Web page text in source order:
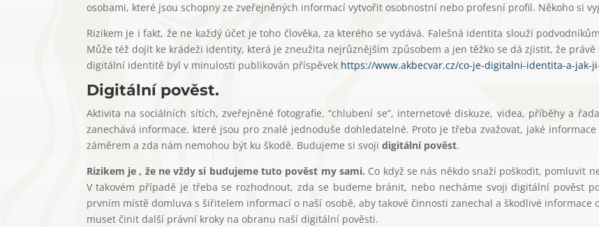
osobami, které jsou schopny ze zveřejněných informací vytvořit osobnostní nebo profesní profil. Někoho si
Rizikem je i fakt, že ne každý účet je toho člověka, za kterého se vydává. Falešná identita slouží
Může též dojít ke krádeži identity, která je zneužita nejrůznějším způsobem a jen těžko se dá zjistit, že
digitální identitě byl v minulosti publikován příspěvek https://www.akbecvar.cz/co-je-digitalni-identita-a-jak-
Digitální pověst.
Aktivita na sociálních sítích, zveřejněné fotografie, “chlubení se”, internetové diskuze, videa, příběhy a
zanechává informace, které jsou pro znalé jednoduše dohledatelné. Proto je třeba zvažovat, jaké
záměrem a zda nám nemohou být ku škodě. Budujeme si svoji digitální pověst.
Rizikem je , že ne vždy si budujeme tuto pověst my sami. Co když se nás někdo snaží poškodit, pomluvit
V takovém případě je třeba se rozhodnout, zda se budeme bránit, nebo necháme svoji digitální pověst
prvním místě domluva s šiřitelem informací o naší osobě, aby takové činnosti zanechal a škodlivé informace
muset činit další právní kroky na obranu naší digitální pověsti.